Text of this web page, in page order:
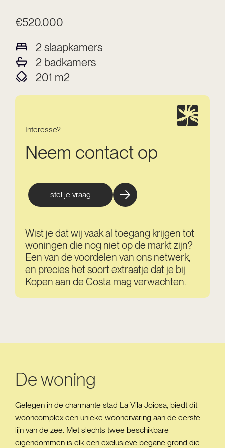
€520.000
2 slaapkamers
2 badkamers
201 m2
Interesse?
Neem contact op
stel je vraag
Wist je dat wij vaak al toegang krijgen tot
woningen die nog niet op de markt zijn?
Een van de voordelen van ons netwerk,
en precies het soort extraatje dat je bij
Kopen aan de Costa mag verwachten.
De woning
Gelegen in de charmante stad La Vila Joiosa, biedt dit
wooncomplex een unieke woonervaring aan de eerste
lijn van de zee. Met slechts twee beschikbare
eigendommen is elk een exclusieve begane grond die